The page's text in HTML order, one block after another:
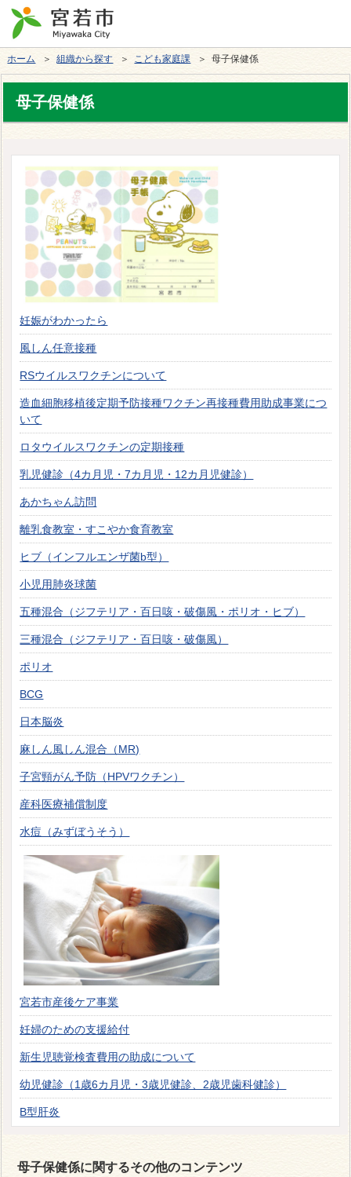
ホーム ＞組織から探す ＞ こども家庭課 ＞ 母子保健係
母子保健係
妊娠がわかったら
風しん任意接種
RSウイルスワクチンについて
造血細胞移植後定期予防接種ワクチン再接種費用助成事業につ
いて
ロタウイルスワクチンの定期接種
乳児健診（4カ月児・7カ月児・12カ月児健診）
あかちゃん訪問
離乳食教室・すこやか食育教室
ヒブ（インフルエンザ菌b型）
小児用肺炎球菌
五種混合（ジフテリア・百日咳・破傷風・ポリオ・ヒブ）
三種混合（ジフテリア・百日咳・破傷風）
ポリオ
BCG
日本脳炎
麻しん風しん混合（MR)
子宮頸がん予防（HPVワクチン）
産科医療補償制度
水痘（みずぼうそう）
宮若市産後ケア事業
妊婦のための支援給付
新生児聴覚検査費用の助成について
幼児健診（1歳6カ月児・3歳児健診、2歳児歯科健診）
B型肝炎
母子保健係に関するその他のコンテンツ